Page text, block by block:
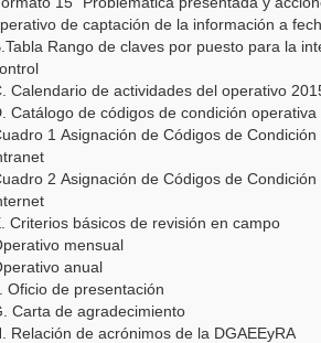
de captación de la información a
Rango de claves por puesto para la integración de tramo de
Calendario de actividades del operativo
Catálogo de códigos de condición operativa
1 Asignación de Códigos de
2 Asignación de Códigos de
Criterios básicos de revisión en campo
mensual
anual
Oficio de presentación
Carta de agradecimiento
Relación de acrónimos de la DGAEEyRA